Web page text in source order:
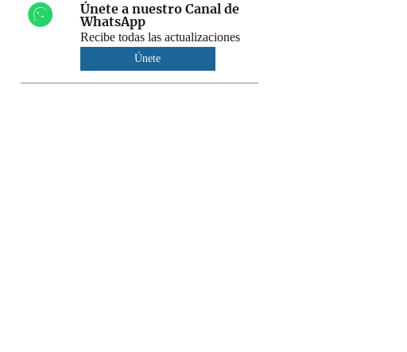
Únete a nuestro Canal de
WhatsApp
Recibe todas las actualizaciones
Únete